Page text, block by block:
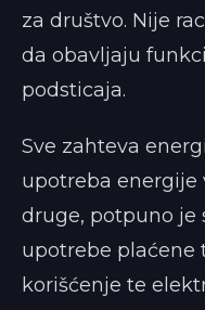
za društvo. Nije
da obavljaju
podsticaja.
Sve zahteva
upotreba energije
druge, potpuno je
upotrebe plaćene
korišćenje te